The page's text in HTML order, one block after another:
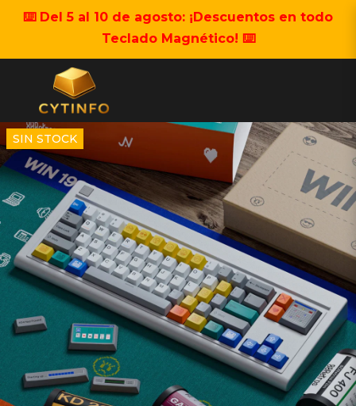
⌨️ Del 5 al 10 de agosto: ¡Descuentos en todo
Teclado Magnético! ⌨️
SIN STOCK